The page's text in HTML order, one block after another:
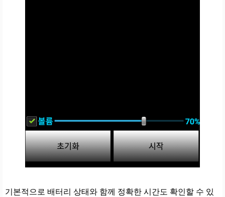
기본적으로 배터리 상태와 함께 정확한 시간도 확인할 수 있